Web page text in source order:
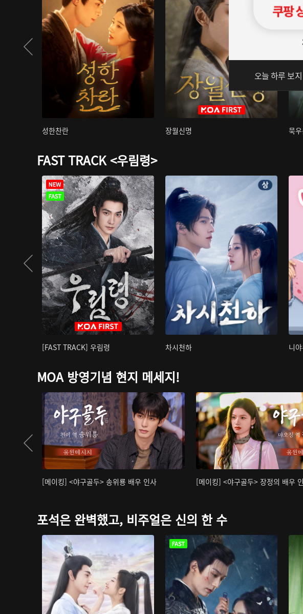
성한찬란 장월신명 묵
FAST TRACK <우림령>
[FAST TRACK] 우림령 차시천하 니
MOA 방영기념 현지 메세지!
[메이킹] <야구골두> 송위룡 배우 인사 [메이킹] <야구골두> 장정의 배우
포석은 완벽했고, 비주얼은 신의 한 수
오늘 하루 보